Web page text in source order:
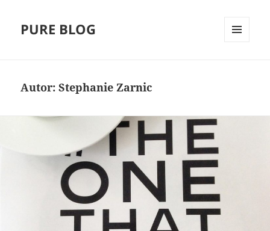
PURE BLOG
Autor:Stephanie Zarnic